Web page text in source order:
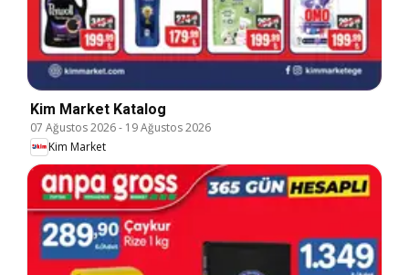
Kim Market Katalog
07 Ağustos 2026- 19 Ağustos 2026
Kim Market